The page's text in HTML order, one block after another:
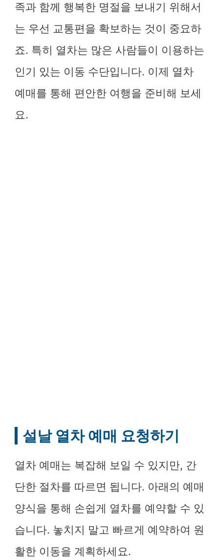
족과 함께 행복한 명절을 보내기 위해서
는 우선 교통편을 확보하는 것이 중요하
죠. 특히 열차는 많은 사람들이 이용하는
인기 있는 이동 수단입니다. 이제 열차
예매를 통해 편안한 여행을 준비해 보세
요.
설날 열차 예매 요청하기
열차 예매는 복잡해 보일 수 있지만, 간
단한 절차를 따르면 됩니다. 아래의 예매
양식을 통해 손쉽게 열차를 예약할 수 있
습니다. 놓치지 말고 빠르게 예약하여 원
활한 이동을 계획하세요.